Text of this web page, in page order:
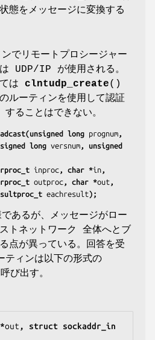
態をメッセージに変換する
でリモートプロシージャー
UDP/IP が使用される。
は clntudp_create()
ルーティンを使用して認証
ることはできない。
long prognum ,
unsigned long
versnum , unsigned
xdrproc_t
inproc , char *in ,
xdrproc_t
outproc , char *out ,
resultproc_t
eachresult);
あるが、メッセージがロー
トネットワーク 全体へとブ
点が異っている。回答を受
ティンは以下の形式の
び出す。
out , struct sockaddr_in